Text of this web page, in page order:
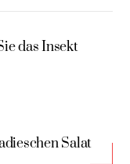
das Insekt
Salat